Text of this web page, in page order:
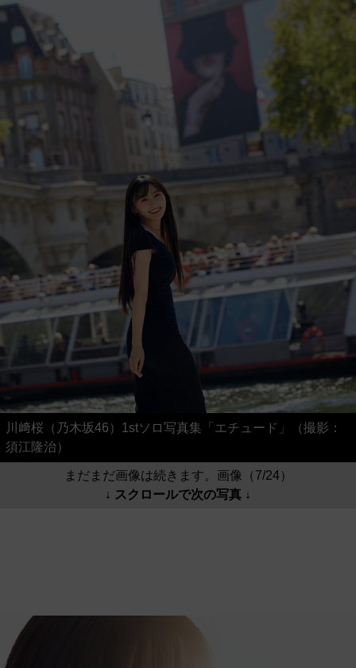
川﨑桜（乃木坂46）1stソロ写真集「エチュード」（撮影：
須江隆治）
まだまだ画像は続きます。画像（7/24）
↓ スクロールで次の写真 ↓